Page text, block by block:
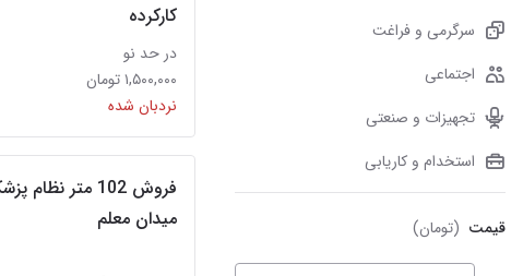
سرگرمی و فراغت
اجتماعی
تجهیزات و صنعتی
استخدام و کاریابی
قیمت (تومان)
کارکرده
در حد نو
۱,۵۰۰,۰۰۰ تومان
نردبان شده
فروش 102 متر
میدان معلم